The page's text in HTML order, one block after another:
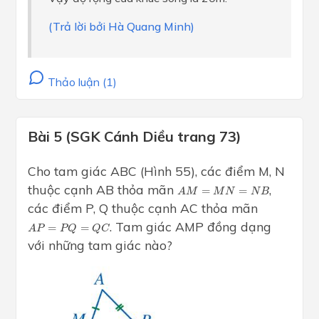
(Trả lời bởi Hà Quang Minh)
Thảo luận (1)
Bài 5 (SGK Cánh Diều trang 73)
Cho tam giác ABC (Hình 55), các điểm M, N
thuộc cạnh AB thỏa mãn A M = M N = N B
A M= N=N
,
các điểm P, Q thuộc cạnh AC thỏa mãn
A P = PQ = QC
A P= Q=Q
. Tam giác AMP đồng dạng
với những tam giác nào?